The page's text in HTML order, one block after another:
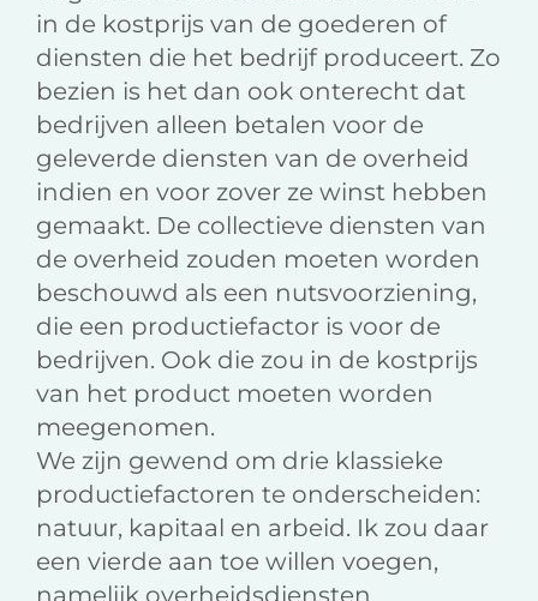
in de kostprijs van de goederen of
diensten die het bedrijf produceert. Zo
bezien is het dan ook onterecht dat
bedrijven alleen betalen voor de
geleverde diensten van de overheid
indien en voor zover ze winst hebben
gemaakt. De collectieve diensten van
de overheid zouden moeten worden
beschouwd als een nutsvoorziening,
die een productiefactor is voor de
bedrijven. Ook die zou in de kostprijs
van het product moeten worden
meegenomen.
We zijn gewend om drie klassieke
productiefactoren te onderscheiden:
natuur, kapitaal en arbeid. Ik zou daar
een vierde aan toe willen voegen,